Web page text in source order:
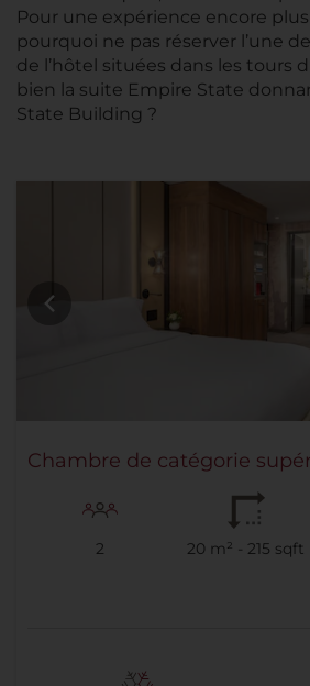
Pour une expérience encore
pourquoi ne pas réserver l’une
de l’hôtel situées dans les tours
bien la suite Empire State
State Building ?
Chambre de catégorie
2 20 m² - 215 sqft